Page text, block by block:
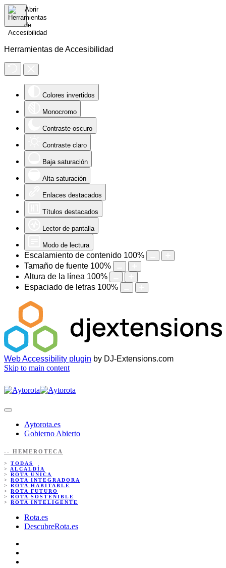
Herramientas de Accesibilidad
Colores invertidos
Monocromo
Contraste oscuro
Contraste claro
Baja saturación
Alta saturación
Enlaces destacados
Títulos destacados
Lector de pantalla
Modo de lectura
Escalamiento de contenido 100%
Tamaño de fuente 100%
Altura de la línea 100%
Espaciado de letras 100%
Web Accessibility plugin by DJ-Extensions.com
Skip to main content
Aytorota.es
Gobierno Abierto
-- HEMEROTECA
> TODAS
> ALCALDÍA
> ROTA ÚNICA
> ROTA INTEGRADORA
> ROTA HABITABLE
> ROTA FUTURO
> ROTA SOSTENIBLE
> ROTA INTELIGENTE
Rota.es
DescubreRota.es